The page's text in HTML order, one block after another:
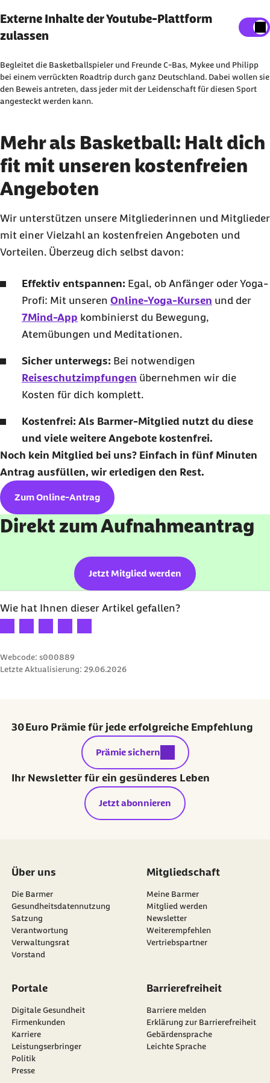
Externe Inhalte der Youtube-Plattform
anzeigen
Inhalte auf der Website anzeigen zu lassen.
Ich bin damit einverstanden, dass personenbezogene
Externe Inhalte der Youtube-Plattform
zulassen
Begleitet die Basketballspieler und Freunde C-Bas, Mykee und Philipp
bei einem verrückten Roadtrip durch ganz Deutschland. Dabei wollen sie
den Beweis antreten, dass jeder mit der Leidenschaft für diesen Sport
angesteckt werden kann.
Mehr als Basketball: Halt dich
fit mit unseren kostenfreien
Angeboten
Wir unterstützen unsere Mitgliederinnen und Mitglieder
mit einer Vielzahl an kostenfreien Angeboten und
Vorteilen. Überzeug dich selbst davon:
Effektiv entspannen: Egal, ob Anfänger oder Yoga-
Profi: Mit unseren Online-Yoga-Kursen und der
7Mind-App kombinierst du Bewegung,
Atemübungen und Meditationen.
Sicher unterwegs: Bei notwendigen
Reiseschutzimpfungen übernehmen wir die
Kosten für dich komplett.
Kostenfrei: Als Barmer-Mitglied nutzt du diese
und viele weitere Angebote kostenfrei.
Noch kein Mitglied bei uns? Einfach in fünf Minuten
Antrag ausfüllen, wir erledigen den Rest.
Zum Online-Antrag
Direkt zum Aufnahmeantrag
Jetzt Mitglied werden
Wie hat Ihnen dieser Artikel gefallen?
Ihre Bewertung: 1 Stern
Ihre Bewertung: 2 Sterne
Ihre Bewertung: 3 Sterne
Ihre Bewertung: 4 Sterne
Ihre Bewertung: 5 Sterne
Webcode: s000889
Letzte Aktualisierung: 29.06.2026
30 Euro Prämie für jede erfolgreiche Empfehlung
externer Link:
Prämie sichern
Ihr Newsletter für ein gesünderes Leben
Jetzt abonnieren
Über uns
Die Barmer
Gesundheitsdatennutzung
Satzung
Verantwortung
Verwaltungsrat
Vorstand
Mitgliedschaft
Meine Barmer
Mitglied werden
Newsletter
externer Link:
Weiterempfehlen
Vertriebspartner
Portale
Digitale Gesundheit
Firmenkunden
Karriere
Leistungserbringer
Politik
Presse
Barrierefreiheit
Barriere melden
Erklärung zur Barrierefreiheit
Gebärdensprache
Leichte Sprache